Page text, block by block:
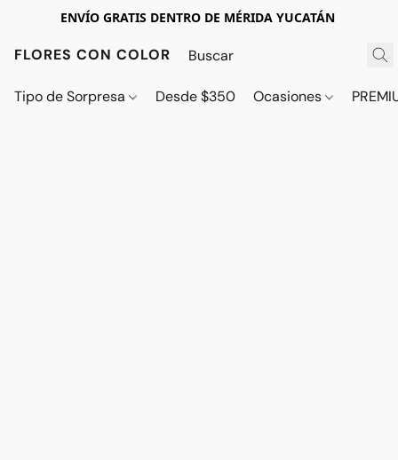
ENVÍO GRATIS DENTRO DE MÉRIDA YUCATÁN
FLORES CON COLOR
Tipo de Sorpresa Desde $350 Ocasiones